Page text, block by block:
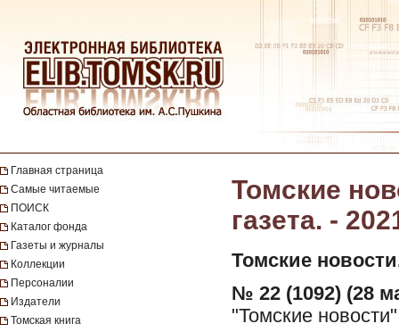
Главная страница
Самые читаемые
ПОИСК
Каталог фонда
Газеты и журналы
Коллекции
Персоналии
Издатели
Томская книга
Томские
газета. -
Томские
№ 22 (1092) (28
"Томские